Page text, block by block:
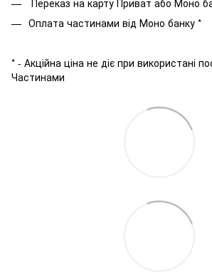
Оплата частинами від Моно банку *
* - Акційна ціна не діє при використані
Частинами